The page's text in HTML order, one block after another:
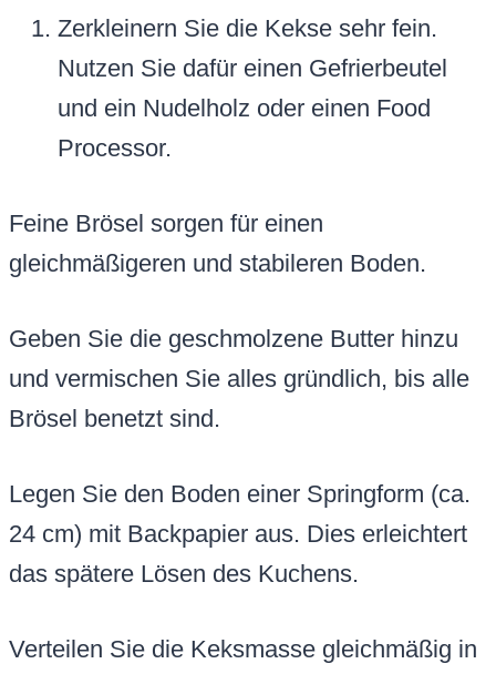
Zerkleinern Sie die Kekse sehr fein.
Nutzen Sie dafür einen Gefrierbeutel
und ein Nudelholz oder einen Food
Processor.
Feine Brösel sorgen für einen
gleichmäßigeren und stabileren Boden.
Geben Sie die geschmolzene Butter hinzu
und vermischen Sie alles gründlich, bis alle
Brösel benetzt sind.
Legen Sie den Boden einer Springform (ca.
24 cm) mit Backpapier aus. Dies erleichtert
das spätere Lösen des Kuchens.
Verteilen Sie die Keksmasse gleichmäßig in